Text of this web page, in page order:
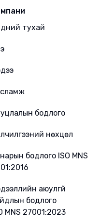
тухай
бодлого
нөхцөл
бодлого ISO MNS
аюулгүй
бодлого
MNS 27001:2023